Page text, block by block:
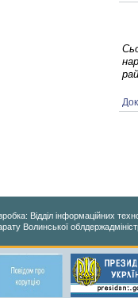
Відділ інформаційних
Волинської